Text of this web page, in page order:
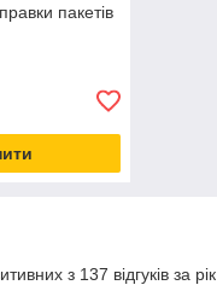
пакетів
з 137 відгуків за рік